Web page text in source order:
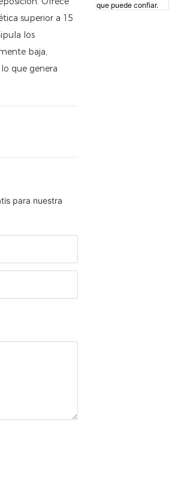
superior a 15
los
baja,
que genera
para nuestra